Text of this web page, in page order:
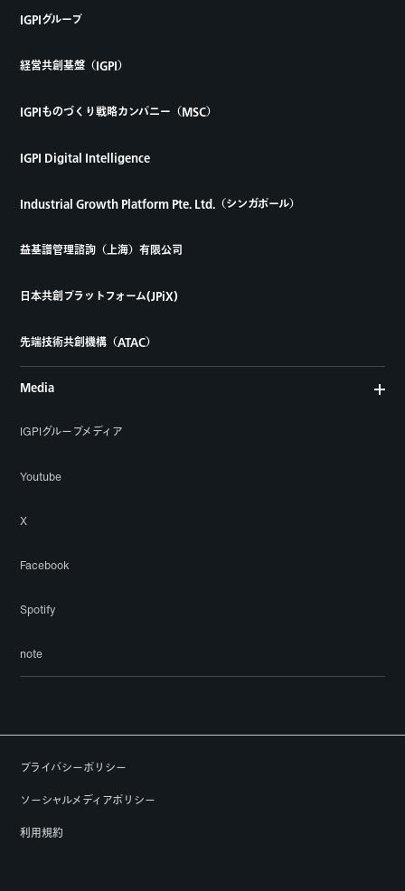
Media
IGPIグループメディア
Youtube
X
Facebook
Spotify
note
IGPIグループ
経営共創基盤（IGPI）
IGPIものづくり戦略カンパニー（MSC）
IGPI Digital Intelligence
Industrial Growth Platform Pte. Ltd.（シンガポール）
益基譜管理諮詢（上海）有限公司
日本共創プラットフォーム(JPiX)
先端技術共創機構（ATAC）
プライバシーポリシー
ソーシャルメディアポリシー
利用規約